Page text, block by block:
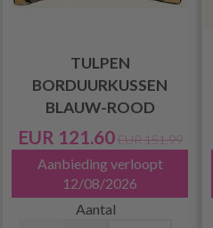
TULPEN
BORDUURKUSSEN
BLAUW-ROOD
EUR 121.60 EUR 151.99
Aanbieding verloopt
12/08/2026
Aantal